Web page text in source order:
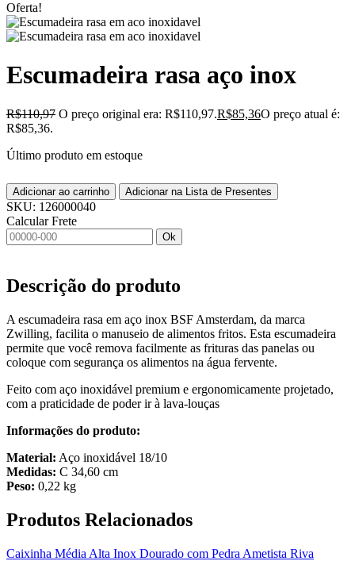
Oferta!
Escumadeira rasa aço inox
R$110,97 O preço original era: R$110,97.R$85,36O preço atual é:
R$85,36.
Último produto em estoque
Adicionar ao carrinho Adicionar na Lista de Presentes
SKU: 126000040
Calcular Frete
Ok
Descrição do produto
A escumadeira rasa em aço inox BSF Amsterdam, da marca
Zwilling, facilita o manuseio de alimentos fritos. Esta escumadeira
permite que você remova facilmente as frituras das panelas ou
coloque com segurança os alimentos na água fervente.
Feito com aço inoxidável premium e ergonomicamente projetado,
com a praticidade de poder ir à lava-louças
Informações do produto:
Material: Aço inoxidável 18/10
Medidas: C 34,60 cm
Peso: 0,22 kg
Produtos Relacionados
Caixinha Média Alta Inox Dourado com Pedra Ametista Riva